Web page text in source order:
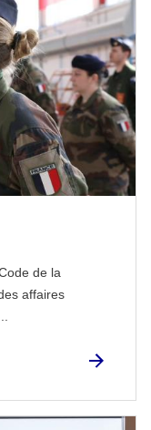
de la
affaires